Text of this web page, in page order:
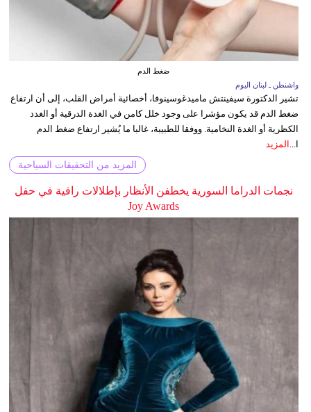
ضغط الدم
واشنطن ـ لبنان اليوم
تشير الدكتورة سيفينتش ماميدغوسينوفا، أخصائية أمراض القلب، إلى أن ارتفاع
ضغط الدم قد يكون مؤشرا على وجود خلل كامن في الغدة الدرقية أو الغدد
الكظرية أو الغدة النخامية. ووفقا للطبيبة، غالبا ما يُشير ارتفاع ضغط الدم
ا... المزيد
المزيد من التحقيقات السياحية
نجمات الدراما السورية يخطفن الأنظار بإطلالات راقية في حفل
Joy Awards